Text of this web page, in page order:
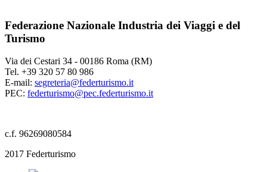
Federazione Nazionale Industria dei Viaggi e del
Turismo
Via dei Cestari 34 - 00186 Roma (RM)
Tel. +39 320 57 80 986
E-mail: segreteria@federturismo.it
PEC: federturismo@pec.federturismo.it
c.f. 96269080584
2017 Federturismo